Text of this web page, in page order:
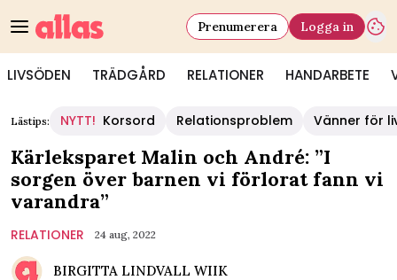
LIVSÖDEN TRÄDGÅRD RELATIONER HANDARBETE
Prenumerera Logga in
Lästips: NYTT! Korsord Relationsproblem Vänner för
Kärleksparet Malin och André: ”I
sorgen över barnen vi förlorat fann vi
varandra”
RELATIONER 24 aug, 2022
BIRGITTA LINDVALL WIIK